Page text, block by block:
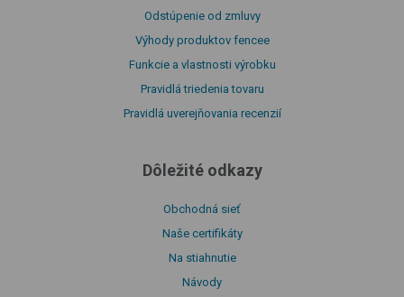
Odstúpenie od zmluvy
Výhody produktov fencee
Funkcie a vlastnosti výrobku
Pravidlá triedenia tovaru
Pravidlá uverejňovania recenzií
Dôležité odkazy
Obchodná sieť
Naše certifikáty
Na stiahnutie
Návody